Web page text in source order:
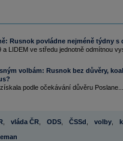
Rusnok povládne nejméně týdny s
LIDEM ve středu jednotně odmítnou
volbám: Rusnok bez důvěry,
podle očekávání důvěru Poslane...
, vláda ČR, ODS, ČSSd volby,